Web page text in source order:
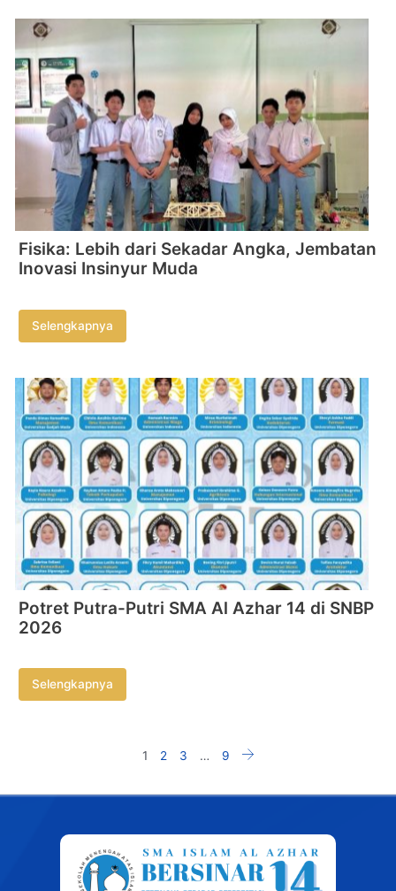
Fisika: Lebih dari Sekadar Angka, Jembatan
Inovasi Insinyur Muda
Selengkapnya
Potret Putra-Putri SMA Al Azhar 14 di SNBP
2026
Selengkapnya
1 2 3 … 9